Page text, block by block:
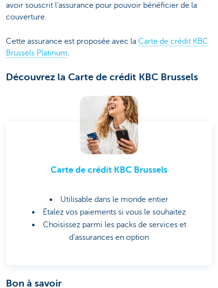
avoir souscrit l’assurance pour pouvoir bénéficier de la
couverture.
Cette assurance est proposée avec la Carte de crédit KBC
Brussels Platinum.
Découvrez la Carte de crédit KBC Brussels
Carte de crédit KBC Brussels
Utilisable dans le monde entier
Étalez vos paiements si vous le souhaitez
Choisissez parmi les packs de services et
d’assurances en option
Bon à savoir